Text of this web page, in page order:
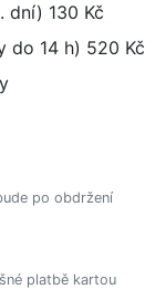
dní) 130 Kč
do 14 h) 520 Kč
po obdržení
platbě kartou